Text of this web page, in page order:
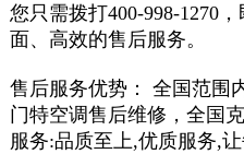
您只需拨打400-998-1270
面、高效的售后服务。
售后服务优势： 全国范围
门特空调售后维修，全国
服务:品质至上,优质服务,